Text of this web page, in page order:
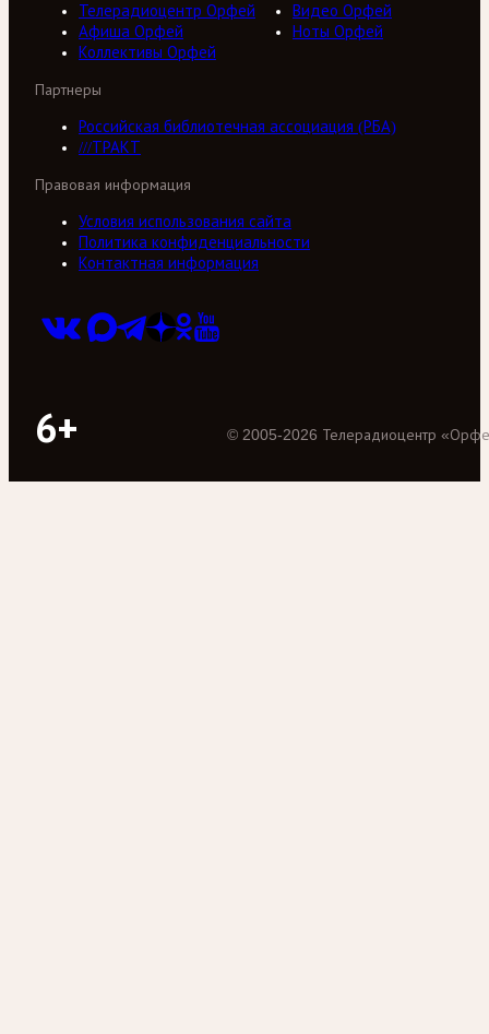
Телерадиоцентр Орфей
Видео Орфей
Афиша Орфей
Ноты Орфей
Коллективы Орфей
Партнеры
Российская библиотечная ассоциация (РБА)
///ТРАКТ
Правовая информация
Условия использования сайта
Политика конфиденциальности
Контактная информация
6+ © 2005-2026 Телерадиоцентр